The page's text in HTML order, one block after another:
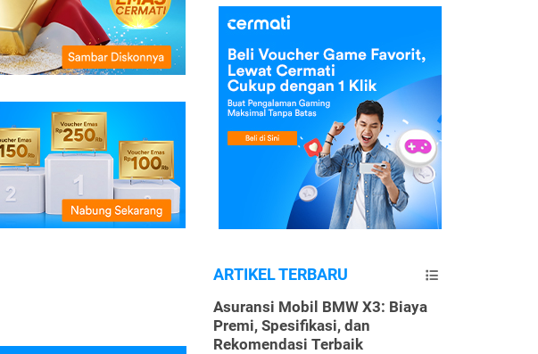
ARTIKEL TERBARU
Asuransi Mobil BMW X3: Biaya
Premi, Spesifikasi, dan
Rekomendasi Terbaik